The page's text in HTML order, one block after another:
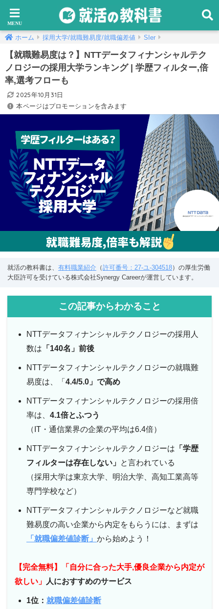
ホーム 採用大学/就職難易度/就職偏差値 SIer
【就職難易度は？】NTTデータフィナンシャルテク
ノロジーの採用大学ランキング | 学歴フィルター,倍
率,選考フローも
2025年10月31日
本ページはプロモーションを含みます
就活の教科書は、 有料職業紹介 （許可番号：27-ユ-304518）の厚生労働
大臣許可を受けている株式会社Synergy Careerが運営しています。
この記事からわかること
NTTデータフィナンシャルテクノロジーの採用人
数は 「140名」前後
NTTデータフィナンシャルテクノロジーの就職難
易度は、「 4.4/5.0」で高め
NTTデータフィナンシャルテクノロジーの採用倍
率は、 4.1倍とふつう
（IT・通信業界の企業の平均は6.4倍）
NTTデータフィナンシャルテクノロジーは 「学歴
フィルターは存在しない」 と言われている
（採用大学は東京大学、明治大学、高知工業高等
専門学校など）
NTTデータフィナンシャルテクノロジーなど就職
難易度の高い企業から内定をもらうには、まずは
「就職偏差値診断」 から始めよう！
【完全無料】「自分に合った大手,優良企業から内定が
欲しい」
人におすすめのサービス
1位： 就職偏差値診断